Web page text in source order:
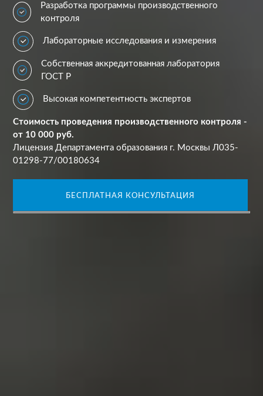
Разработка программы производственного
контроля
Лабораторные исследования и измерения
Собственная аккредитованная лаборатория
ГОСТ Р
Высокая компетентность экспертов
Стоимость проведения производственного контроля -
от 10 000 руб.
Лицензия Департамента образования г. Москвы Л035-
01298-77/00180634
БЕСПЛАТНАЯ КОНСУЛЬТАЦИЯ